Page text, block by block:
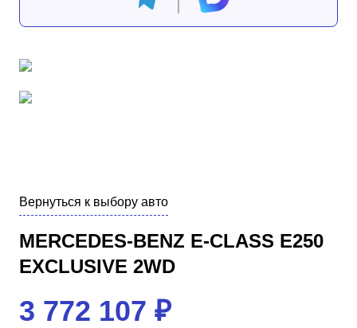
Вернуться к выбору авто
MERCEDES-BENZ E-CLASS E250
EXCLUSIVE 2WD
3 772 107 ₽